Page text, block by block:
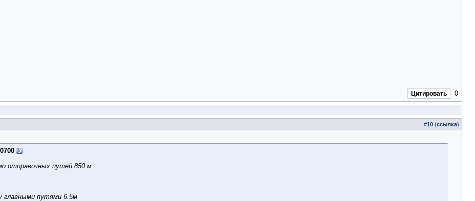
Цитировать 0
#10 (ссылка)
отправочных путей 850 м
главными путями 6.5м